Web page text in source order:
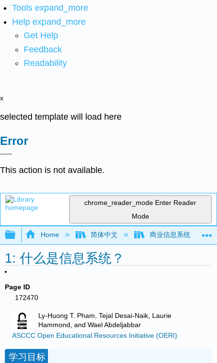
Tools expand_more
Help expand_more
Get Help
Feedback
Readability
x
selected template will load here
Error
This action is not available.
chrome_reader_mode Enter Reader
Mode
Expand/collapse global hierarchy
Home 简体中文 商业信息系统
1: 什么是信息系统？
Page ID
172470
Ly-Huong T. Pham, Tejal Desai-Naik, Laurie
Hammond, and Wael Abdeljabbar
ASCCC Open Educational Resources Initiative (OERI)
学习目标